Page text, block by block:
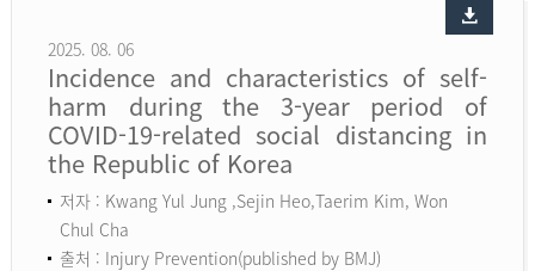
2025. 08. 06
Incidence and characteristics of self-
harm during the 3-year period of
COVID-19-related social distancing in
the Republic of Korea
저자 : Kwang Yul Jung ,Sejin Heo,Taerim Kim, Won
Chul Cha
출처 : Injury Prevention(published by BMJ)